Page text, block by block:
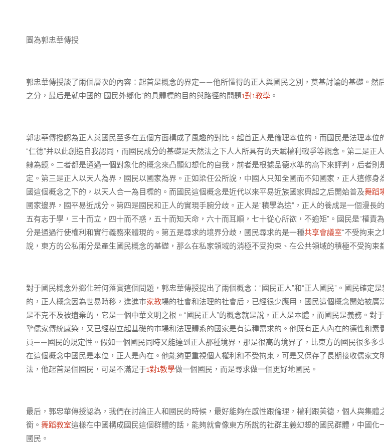
圖為郭忠華傳授
郭忠華傳授談了兩個層次的內容：起首是概念的界定——他所懂得的正人與國民之別，奠基討論的基礎。然
之分，最后是就中國的“國民外鄉化”的具體標的目的與路徑的問題1對1教學 。
郭忠華傳授認為正人與國民至多在五個方面構成了風趣的對比。起首正人是倫理本位的，而國民是法理本位
“仁德”并以此創造自我認同，而國民成分的基礎是天然法之下人人所具有的天賦權利戰爭等觀念。第二是正
隸為鏡。二者都是通過一個對象化的概念來凸顯幻想化的自我，前者是根據品德水準的高下來評判，后者則
定。第三是正人以天人為界，國民以國家為界。正如梁任公所說，中國人只知全國而不知國家，正人這修身
國這個概念之下的，以天人合一為目標的。而國民這個概念是近代以來平易近族國家興起之后開始普及舞蹈
國家邊界，國平易近成分。第四是國民和正人的實現手腕分歧。正人是“積學為途”，正人的養成是一個漫長
五有志于學，三十而立，四十而不惑，五十而知天命，六十而耳順，七十從心所欲，不逾矩”。國民是“權責為
分是通過行使權利和實行義務來體現的。第五是尋求的境界分歧，國民尋求的是一種共享會議室“不受拘束
說，東方的公私兩分是產生國民概念的基礎，那么在私家領域的消極不受拘束、在公共領域的積極不受拘束
對于國民概念外鄉化若何落實這個問題，郭忠華傳授提出了兩個概念：“國民正人”和“正人國民”。國民確定
的，正人概念因為世易時移，進進市家教場的社會和法理的社會后，已經很少應用，國民這個概念開始被廣
是不克不及被遺棄的，它是一個中華文明之根。“國民正人”的概念就是說，正人是本體，而國民是義務。對
摯儒家傳統感染，又已經樹立起基礎的市場和法理體系的國家是有這種需求的。他既有正人內在的德性和素
員——國民的規定性。假如一個國民同時又能達到正人那種境界，那是很高的境界了，比東方的國民很多多
在這個概念中國民是本位，正人是內在。他能夠更重視個人權利和不受拘束，可是又保存了長期接收儒家文
法，他起首是個國民，可是不滿足于1對1教學做一個國民，而是尋求做一個更好地國民。
最后，郭忠華傳授認為，我們在討論正人和國民的時候，最好能夠在感性跟倫理，權利跟美德，個人與集體
衡。 舞蹈教室這樣在中國構成國民這個群體的話，能夠就會像東方所說的社群主義幻想的國民群體，中國化
國民。